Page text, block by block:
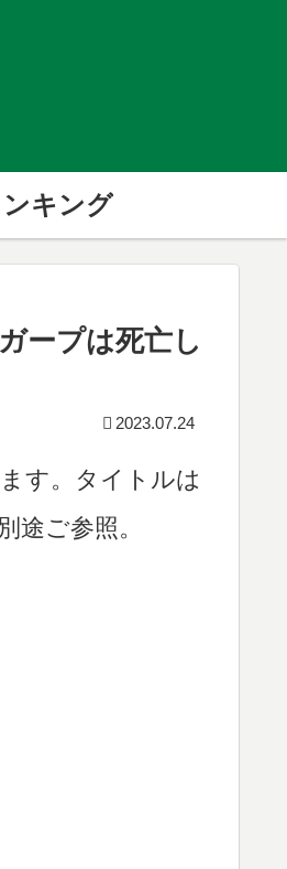
キング
ープは死亡し
2023.07.24
す。タイトルは
途ご参照。